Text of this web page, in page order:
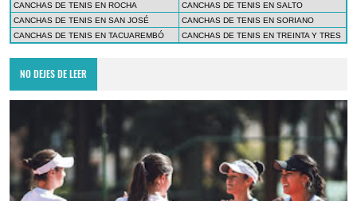
CANCHAS DE TENIS EN ROCHA
CANCHAS DE TENIS EN SALTO
CANCHAS DE TENIS EN SAN JOSÉ
CANCHAS DE TENIS EN SORIANO
CANCHAS DE TENIS EN TACUAREMBÓ
CANCHAS DE TENIS EN TREINTA Y TRES
NO DEJES DE LEER